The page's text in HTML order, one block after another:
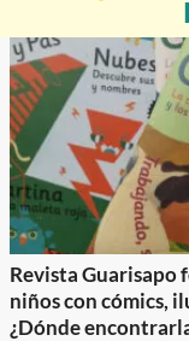
Revista Guarisapo
niños con cómics,
¿Dónde